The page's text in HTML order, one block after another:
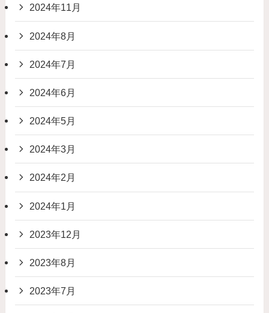
2024年11月
2024年8月
2024年7月
2024年6月
2024年5月
2024年3月
2024年2月
2024年1月
2023年12月
2023年8月
2023年7月